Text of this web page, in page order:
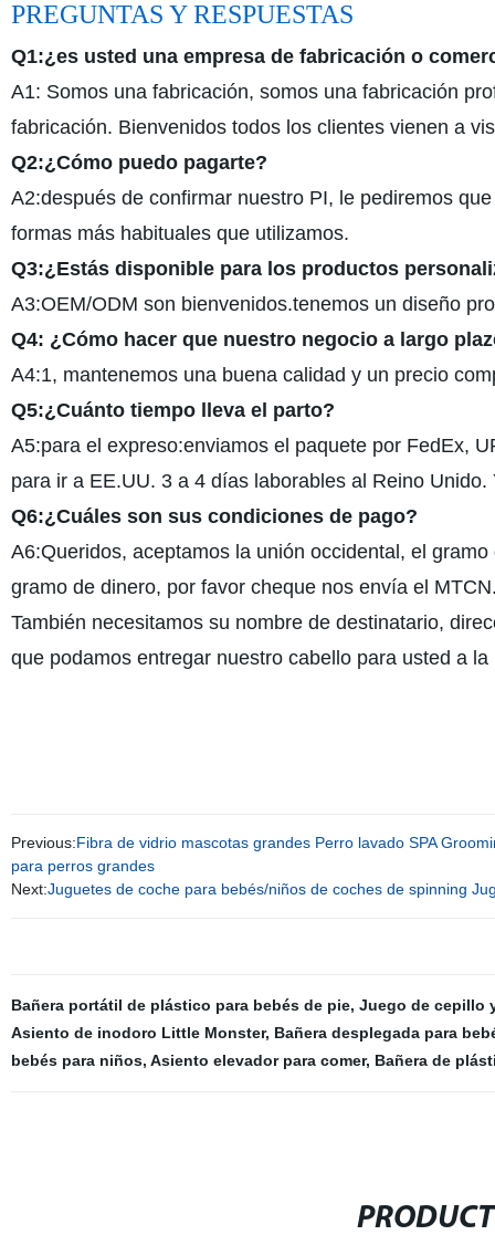
PREGUNTAS Y RESPUESTAS
Q1:¿es usted una empresa de fabricación o
A1: Somos una fabricación, somos una fabricación
fabricación. Bienvenidos todos los clientes vienen a
Q2:¿Cómo puedo pagarte?
A2:después de confirmar nuestro PI, le pediremos
formas más habituales que utilizamos.
Q3:¿Estás disponible para los productos
A3:OEM/ODM son bienvenidos.tenemos un diseño
Q4: ¿Cómo hacer que nuestro negocio a largo
A4:1, mantenemos una buena calidad y un precio
Q5:¿Cuánto tiempo lleva el parto?
A5:para el expreso:enviamos el paquete por FedEx,
para ir a EE.UU. 3 a 4 días laborables al Reino
Q6:¿Cuáles son sus condiciones de pago?
A6:Queridos, aceptamos la unión occidental, el
gramo de dinero, por favor cheque nos envía el
También necesitamos su nombre de destinatario,
que podamos entregar nuestro cabello para usted a
Previous:Fibra de vidrio mascotas grandes Perro lavado SPA
para perros grandes
Next:Juguetes de coche para bebés/niños de coches de spinning
Bañera portátil de plástico para bebés de pie, Juego de cepillo
Asiento de inodoro Little Monster, Bañera desplegada para
bebés para niños, Asiento elevador para comer, Bañera de